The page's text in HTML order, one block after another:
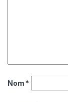
Nom *